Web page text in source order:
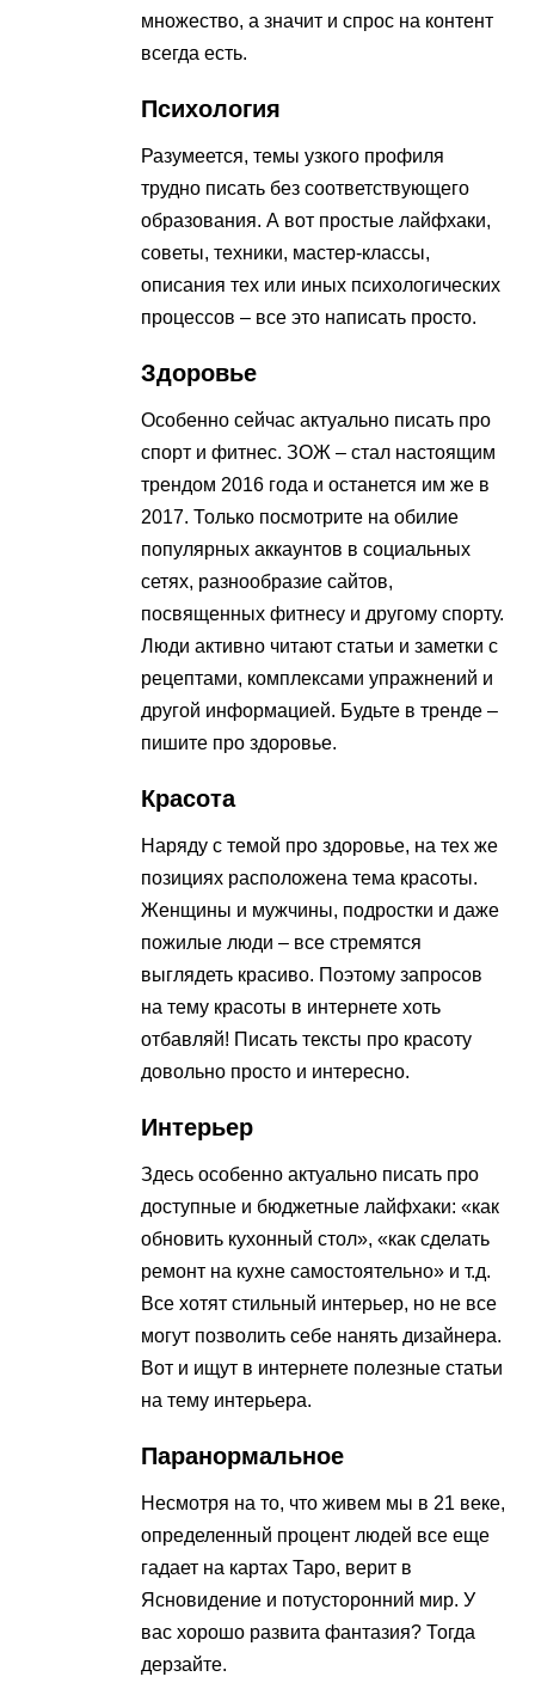
множество, а значит и спрос на контент
всегда есть.
Психология
Разумеется, темы узкого профиля
трудно писать без соответствующего
образования. А вот простые лайфхаки,
советы, техники, мастер-классы,
описания тех или иных психологических
процессов – все это написать просто.
Здоровье
Особенно сейчас актуально писать про
спорт и фитнес. ЗОЖ – стал настоящим
трендом 2016 года и останется им же в
2017. Только посмотрите на обилие
популярных аккаунтов в социальных
сетях, разнообразие сайтов,
посвященных фитнесу и другому спорту.
Люди активно читают статьи и заметки с
рецептами, комплексами упражнений и
другой информацией. Будьте в тренде –
пишите про здоровье.
Красота
Наряду с темой про здоровье, на тех же
позициях расположена тема красоты.
Женщины и мужчины, подростки и даже
пожилые люди – все стремятся
выглядеть красиво. Поэтому запросов
на тему красоты в интернете хоть
отбавляй! Писать тексты про красоту
довольно просто и интересно.
Интерьер
Здесь особенно актуально писать про
доступные и бюджетные лайфхаки: «как
обновить кухонный стол», «как сделать
ремонт на кухне самостоятельно» и т.д.
Все хотят стильный интерьер, но не все
могут позволить себе нанять дизайнера.
Вот и ищут в интернете полезные статьи
на тему интерьера.
Паранормальное
Несмотря на то, что живем мы в 21 веке,
определенный процент людей все еще
гадает на картах Таро, верит в
Ясновидение и потусторонний мир. У
вас хорошо развита фантазия? Тогда
дерзайте.